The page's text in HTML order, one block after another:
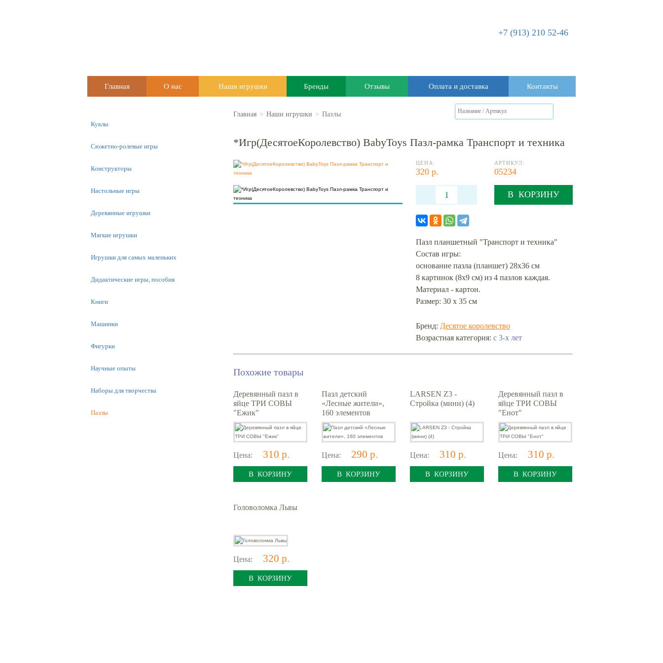
+7 (913) 210 52-46
Главная О нас Наши игрушки Бренды Отзывы Оплата и доставка Контакты
Главная > Наши игрушки > Пазлы
*Игр(ДесятоеКоролевство) BabyToys Пазл-рамка Транспорт и техника
ЦЕНА:
320 р.
АРТИКУЛ:
05234
В КОРЗИНУ
Пазл планшетный "Транспорт и техника"
Состав игры:
основание пазла (планшет) 28х36 см
8 картинок (8х9 см) из 4 пазлов каждая.
Материал - картон.
Размер: 30 х 35 см
Бренд: Десятое королевство
Возрастная категория: с 3-х лет
Похожие товары
Деревянный пазл в
яйце ТРИ СОВЫ
"Ежик"
Цена: 310 р.
В КОРЗИНУ
Пазл детский
«Лесные жители»,
160 элементов
Цена: 290 р.
В КОРЗИНУ
LARSEN Z3 -
Стройка (мини) (4)
Цена: 310 р.
В КОРЗИНУ
Деревянный пазл в
яйце ТРИ СОВЫ
"Енот"
Цена: 310 р.
В КОРЗИНУ
Головоломка Львы
Цена: 320 р.
В КОРЗИНУ
Куклы
Сюжетно-ролевые игры
Конструкторы
Настольные игры
Деревянные игрушки
Мягкие игрушки
Игрушки для самых маленьких
Дидактические игры, пособия
Книги
Машинки
Фигурки
Научные опыты
Наборы для творчества
Пазлы